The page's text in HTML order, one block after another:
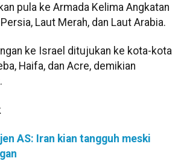
pula ke Armada Kelima Angkatan
Laut Merah, dan Laut Arabia.
ke Israel ditujukan ke kota-kota
Haifa, dan Acre, demikian
AS: Iran kian tangguh meski